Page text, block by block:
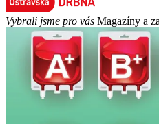
Vybrali jsme pro vás Magazíny a